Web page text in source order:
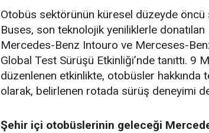
Otobüs sektörünün küresel düzeyde
Buses, son teknolojik yeniliklerle
Mercedes-Benz Intouro ve Merceses-
Global Test Sürüşü Etkinliği’nde tanıttı. 9
düzenlenen etkinlikte, otobüsler hakkında
olarak, belirlenen rotada sürüş deneyimi
Şehir içi otobüslerinin geleceği